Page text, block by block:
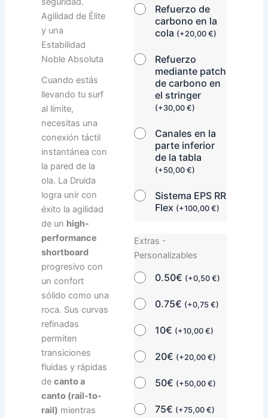
Refuerzo de
carbono en la
cola (+20,00€)
Refuerzo
mediante patch
de carbono en
el stringer
(+30,00€)
Canales en la
parte inferior
de la tabla
(+50,00€)
Sistema EPS RR
Flex (+100,00€)
Extras -
Personalizables
0.50€ (+0,50€)
0.75€ (+0,75€)
10€ (+10,00€)
20€ (+20,00€)
50€ (+50,00€)
75€ (+75,00€)
Agilidad de Élite
y una
Estabilidad
Noble Absoluta
Cuando estás
llevando tu surf
al límite,
necesitas una
conexión táctil
instantánea con
la pared de la
ola. La Druida
logra unir con
éxito la agilidad
de un high-
performance
shortboard
progresivo con
un confort
sólido como una
roca. Sus curvas
refinadas
permiten
transiciones
fluidas y rápidas
decanto a
canto (rail-to-
rail) mientras